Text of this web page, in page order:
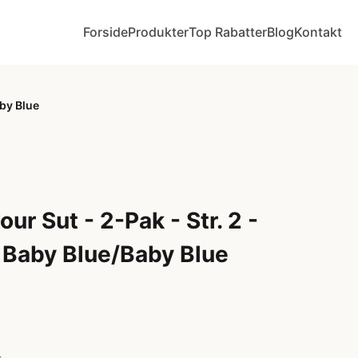
ForsideProdukterTop RabatterBlogKontakt
Blue
Sut - 2-Pak - Str. 2 -
Blue/Baby Blue